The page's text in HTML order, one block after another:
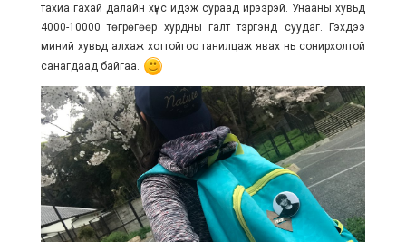
тахиа гахай далайн хүнс идэж сураад ирээрэй. Унааны хувьд
4000-10000 төгрөгөөр хурдны галт тэргэнд суудаг. Гэхдээ
миний хувьд алхаж хоттойгоо танилцаж явах нь сонирхолтой
санагдаад байгаа.